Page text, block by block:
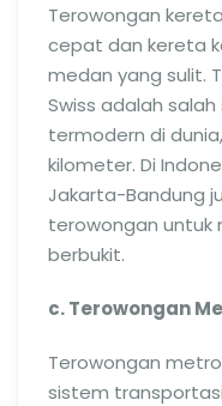
Terowongan
cepat dan kereta
medan yang sulit.
Swiss adalah
termodern di
kilometer. Di
Jakarta-Bandung
terowongan untuk
berbukit.
c. Terowongan
Terowongan
sistem